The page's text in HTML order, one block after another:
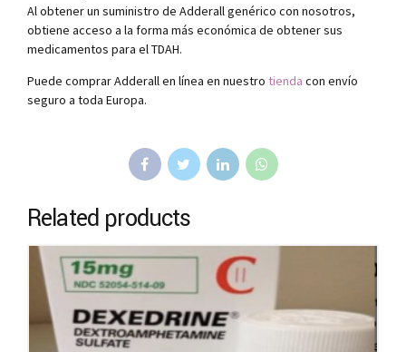
Al obtener un suministro de Adderall genérico con nosotros,
obtiene acceso a la forma más económica de obtener sus
medicamentos para el TDAH.
Puede comprar Adderall en línea en nuestro tienda con envío
seguro a toda Europa.
Related products